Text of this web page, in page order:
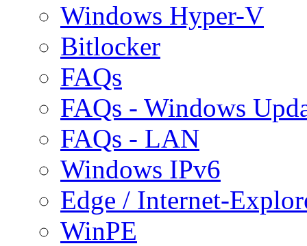
Windows Hyper-V
Bitlocker
FAQs
FAQs - Windows
FAQs - LAN
Windows IPv6
Edge / Internet-
WinPE